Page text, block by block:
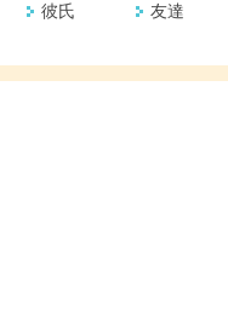
彼氏 友達